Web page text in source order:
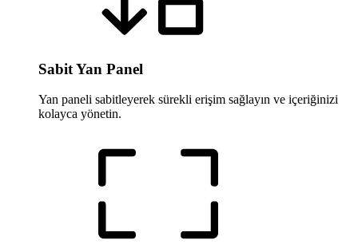
Sabit Yan Panel
Yan paneli sabitleyerek sürekli erişim sağlayın ve içeriğinizi
kolayca yönetin.